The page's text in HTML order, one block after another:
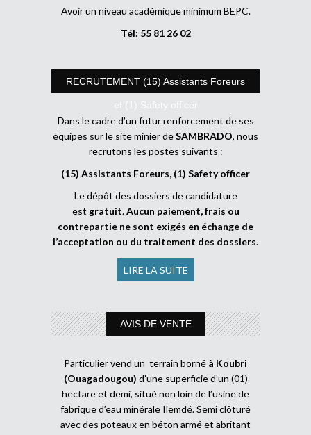
Avoir un niveau académique minimum BEPC.
Tél: 55 81 26 02
RECRUTEMENT (15) Assistants Foreurs
et (1) Safety officer
Dans le cadre d’un futur renforcement de ses
équipes sur le site minier deSAMBRADO, nous
recrutons les postes suivants :
(15) Assistants Foreurs, (1) Safety officer
Le dépôt des dossiers de candidature
est gratuit.Aucun paiement, frais ou
contrepartie ne sont exigés en échange de
l’acceptation ou du traitement des dossiers.
LIRE LA SUITE
AVIS DE VENTE
Particulier vend un terrain borné à Koubri
(Ouagadougou) d’une superficie d’un (01)
hectare et demi, situé non loin de l’usine de
fabrique d’eau minérale Ilemdé. Semi clôturé
avec des poteaux en béton armé et abritant